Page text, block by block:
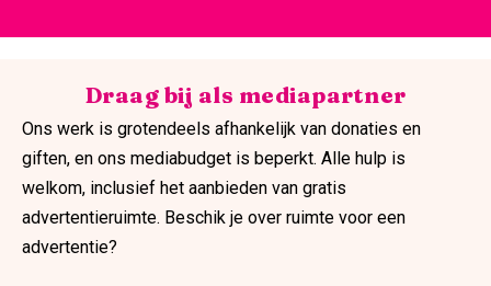
Draag bij als mediapartner
Ons werk is grotendeels afhankelijk van donaties en
giften, en ons mediabudget is beperkt. Alle hulp is
welkom, inclusief het aanbieden van gratis
advertentieruimte. Beschik je over ruimte voor een
advertentie?